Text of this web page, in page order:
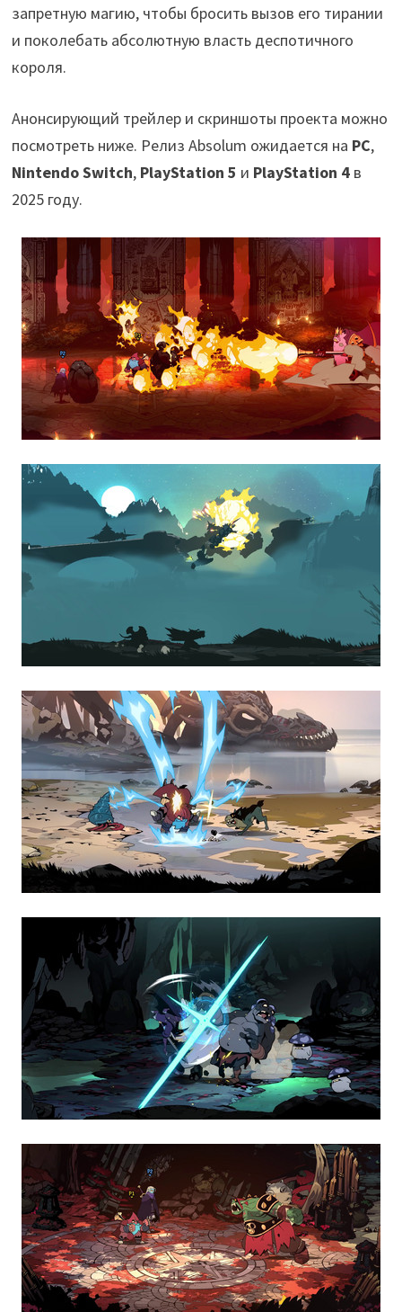
запретную магию, чтобы бросить вызов его тирании
и поколебать абсолютную власть деспотичного
короля.
Анонсирующий трейлер и скриншоты проекта можно
посмотреть ниже. Релиз Absolum ожидается на PC,
Nintendo Switch, PlayStation 5 и PlayStation 4в
2025 году.